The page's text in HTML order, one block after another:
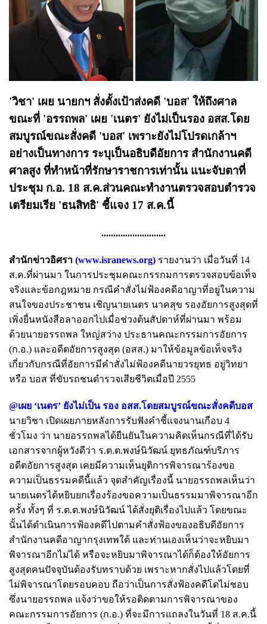
'วิชา' เผย นายกฯ สั่งตั้งเป้าส่งคดี 'บอส' ให้ถึงศาล
ขณะที่ 'อรรถพล' เผย 'เนตร' ยังไม่เป็นรอง อสส.โดย
สมบูรณ์ขณะสั่งคดี 'บอส' เพราะยังไม่โปรดเกล้าฯ
อย่างเป็นทางการ ระบุเป็นอธิบดีอัยการ สำนักงานคดี
ศาลสูง ที่ทำหน้าที่รักษาราชการเท่านั้น แนะจับตาที่
ประชุม ก.อ. 18 ส.ค.ส่วนคณะทำงานตรวจสอบตำรวจ
เตรียมเรีย 'ธนสิทธิ' ชี้แจง 17 ส.ค.นี้
...........................
สำนักข่าวอิศรา (www.isranews.org) รายงานว่า เมื่อวันที่ 14
ส.ค.ที่ผ่านมา ในการประชุมคณะกรรกมการตรวจสอบข้อเท็จ
จริงและข้อกฎหมาย กรณีคำสั่งไม่ฟ้องคดีอาญาที่อยู่ในความ
สนใจของประชาชน เชิญนายเนตร นาคสุข รองอัยการสูงสุดที่
เพิ่งยื่นหนังสือลาออกไปเมื่อช่วงต้นสัปดาห์ที่ผ่านมา พร้อม
ด้วยนายอรรถพล ใหญ่สว่าง ประธานคณะกรรมการอัยการ
(ก.อ.) และอดีตอัยการสูงสุด (อสส.) มาให้ข้อมูลข้อเท็จจริง
เกี่ยวกับกรณีที่อัยการมีคำสั่งไม่ฟ้องคดีนายวรยุทธ อยู่วิทยา
หรือ บอส ที่ขับรถชนตำรวจเสียชีวิตเมื่อปี 2555
@เผย ‘เนตร’ ยังไม่เป็น รอง อสส.โดยสมบูรณ์ขณะสั่งคดีบอส
นายวิชา เปิดเผยภายหลังการรับฟังคำชี้แจงนานเกือบ 4
ชั่วโมง ว่า นายอรรถพลได้ยืนยันในความคิดเห็นกรณีที่ได้รับ
เอกสารจากผู้หวังดีว่า ร.ต.ต.พงษ์นิวัฒน์ ยุทธภัณฑ์บริภาร
อดีตอัยการสูงสุด เคยมีความเห็นยุติการพิจารณาร้องขอ
ความเป็นธรรมคดีนี้แล้ว จุดสำคัญเรื่องนี้ นายอรรถพลเห็นว่า
นายเนตรได้หยิบยกเรื่องร้องขอความเป็นธรรมมาพิจารณาอีก
ครั้ง ทั้งๆ ที่ ร.ต.ต.พงษ์นิวัฒน์ ได้สั่งยุติเรื่องไปแล้ว โดยขณะ
นั้นได้ดำเนินการฟ้องคดีไปตามคำสั่งฟ้องของอธิบดีอัยการ
สำนักงานคดีอาญากรุงเทพใต้ และท่านเองเห็นว่าจะหยิบมา
พิจารณาอีกไม่ได้ หรือจะหยิบมาพิจารณาได้ก็ต้องให้อัยการ
สูงสุดคนปัจจุบันต้องรับทราบด้วย เพราะหากสั่งไปแล้วโดยที่
ไม่พิจารณาโดยรอบคอบ ถือว่าเป็นการสั่งฟ้องคดีโดไม่ชอบ
ซึ่งนายอรรถพล แจ้งว่าขอให้รอติดตามการพิจารณาของ
คณะกรรมการอัยการ (ก.อ.) ที่จะมีการแถลงในวันที่ 18 ส.ค.นี้